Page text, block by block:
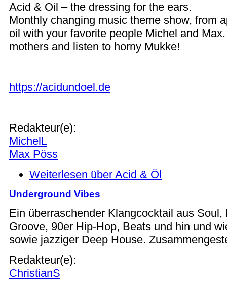
Acid & Oil – the dressing for the ears.
Monthly changing music theme show, from
oil with your favorite people Michel and
mothers and listen to horny Mukke!
https://acidundoel.de
Redakteur(e):
MichelL
Max Pöss
Weiterlesen über Acid & Öl
Underground Vibes
Ein überraschender Klangcocktail aus Soul,
Groove, 90er Hip-Hop, Beats und hin und
sowie jazziger Deep House.
Redakteur(e):
ChristianS